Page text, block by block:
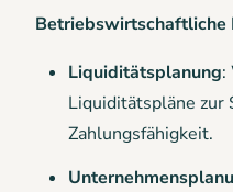
Betriebswirtschaftliche
Liquiditätsplanung:
Liquiditätspläne zur
Zahlungsfähigkeit.